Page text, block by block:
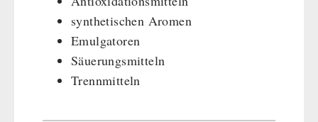
Dessert
Ergänzungs-Pakete
Schutzraum-Ausrüstung
synthetischen Aromen
Emulgatoren
Säuerungsmitteln
Trennmitteln